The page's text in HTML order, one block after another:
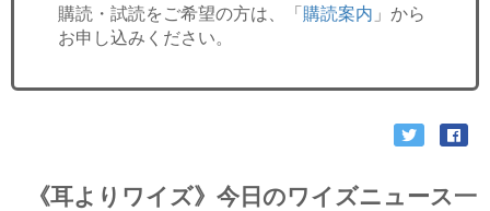
購読・試読をご希望の方は、「購読案内 」から
お申し込みください。
《耳よりワイズ》今日のワイズニュース一